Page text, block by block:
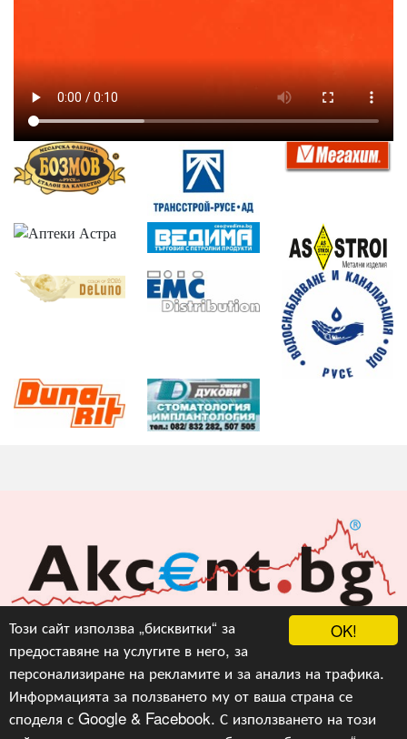
OK!
Този сайт използва „бисквитки“ за
предоставяне на услугите в него, за
персонализиране на рекламите и за анализ на трафика.
Информацията за ползването му от ваша страна се
споделя с Google & Facebook. С използването на този
Акцент БГ ЕООД
info@akcent.bg
Facebook